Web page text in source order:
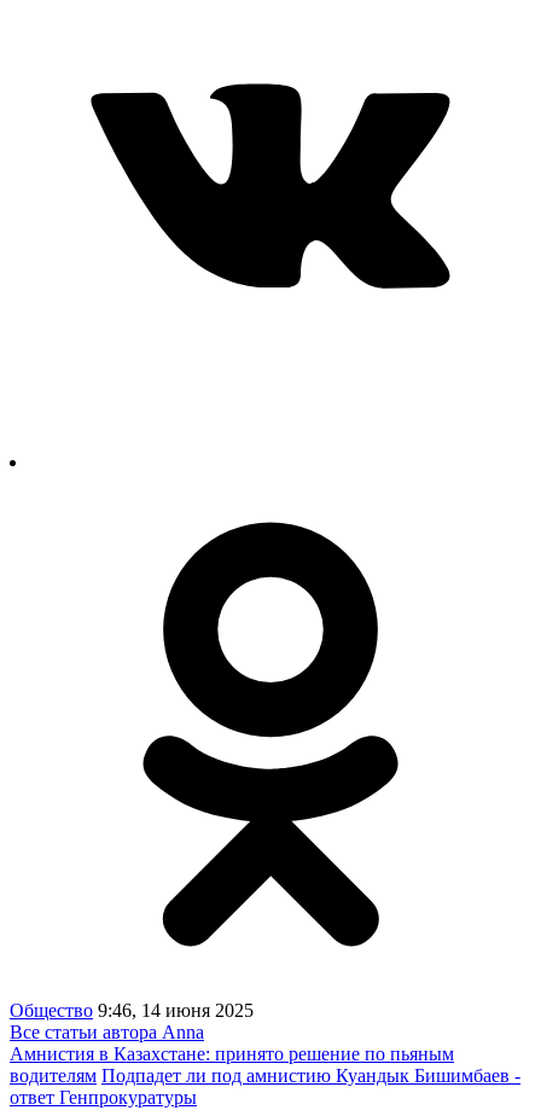
Общество 9:46, 14 июня 2025
Все статьи автора Anna
Амнистия в Казахстане: принято решение по пьяным
водителям Подпадет ли под амнистию Куандык Бишимбаев -
ответ Генпрокуратуры